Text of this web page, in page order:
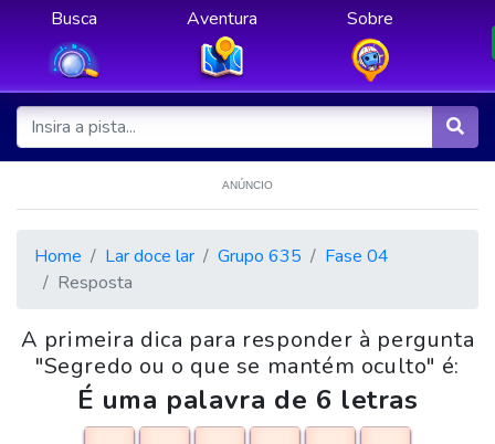
Busca Aventura Sobre
ANÚNCIO
Home Lar doce lar Grupo 635
Fase 04
Resposta
A primeira dica para responder à pergunta
"Segredo ou o que se mantém oculto" é:
É uma palavra de 6 letras